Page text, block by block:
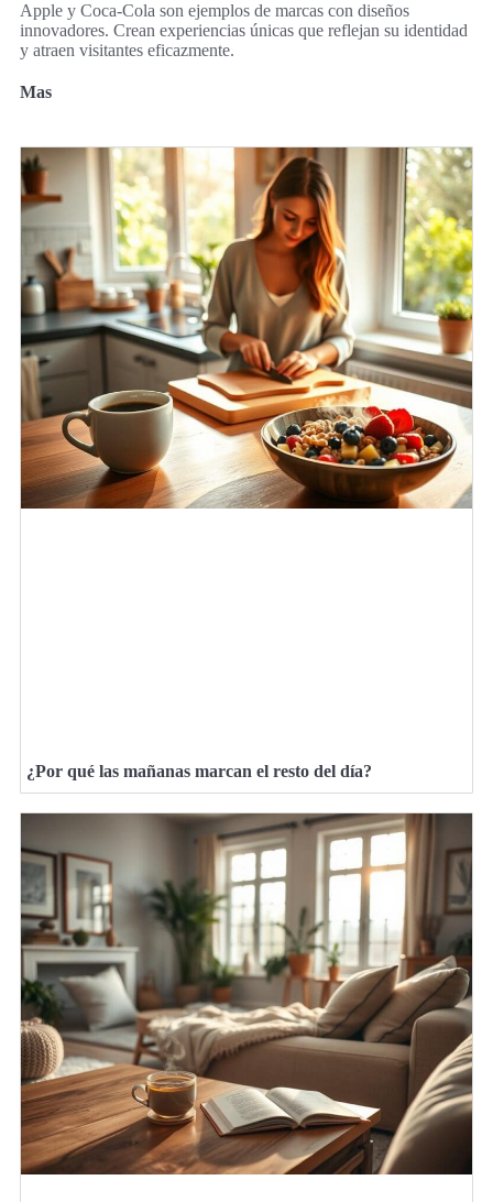
Apple y Coca-Cola son ejemplos de marcas con diseños
innovadores. Crean experiencias únicas que reflejan su identidad
y atraen visitantes eficazmente.
Mas
¿Por qué las mañanas marcan el resto del día?